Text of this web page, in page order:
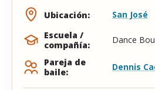
Ubicación:
San José
Escuela /
compañía:
Dance
Pareja de
baile:
Dennis